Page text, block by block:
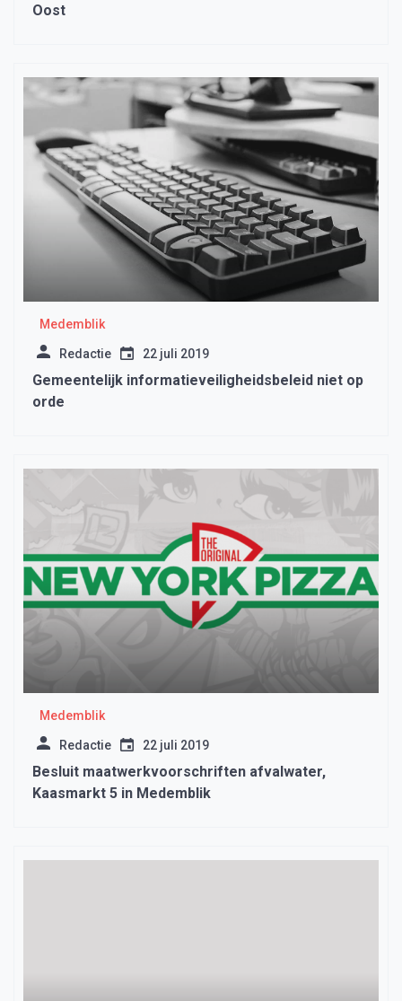
Oost
Medemblik
Redactie 22 juli 2019
Gemeentelijk informatieveiligheidsbeleid niet op
orde
Medemblik
Redactie 22 juli 2019
Besluit maatwerkvoorschriften afvalwater,
Kaasmarkt 5 in Medemblik